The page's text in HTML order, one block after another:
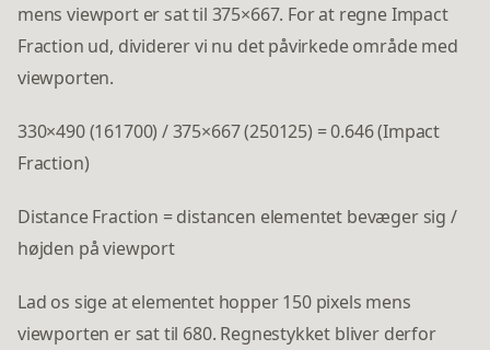
mens viewport er sat til 375×667. For at regne Impact
Fraction ud, dividerer vi nu det påvirkede område med
viewporten.
330×490 (161700) / 375×667 (250125) = 0.646 (Impact
Fraction)
Distance Fraction = distancen elementet bevæger sig /
højden på viewport
Lad os sige at elementet hopper 150 pixels mens
viewporten er sat til 680. Regnestykket bliver derfor